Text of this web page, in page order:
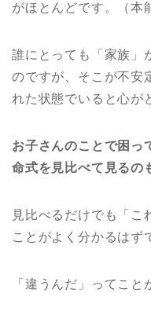
がほとんどです。（本
誰にとっても「家族」
のですが、そこが不安
れた状態でいると心が
お子さんのことで困っ
命式を見比べて見るの
見比べるだけでも「こ
ことがよく分かるはず
「違うんだ」ってこと